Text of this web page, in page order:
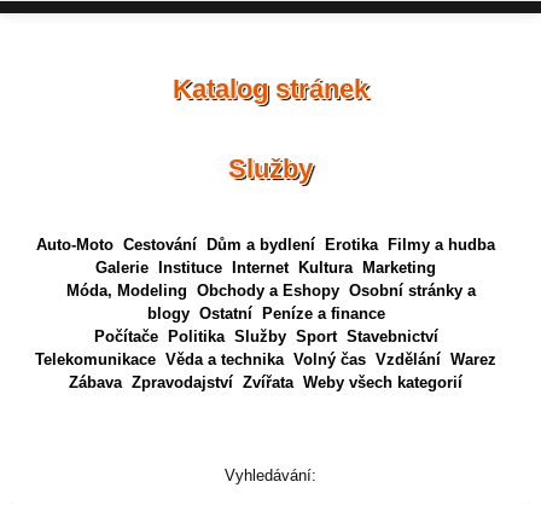
Katalog stránek
Služby
Auto-Moto Cestování Dům a bydlení Erotika
Filmy a hudba
Galerie
Instituce Internet Kultura
Marketing
Móda, Modeling Obchody a Eshopy Osobní stránky a
blogy Ostatní
Peníze a finance
Počítače
Politika Služby Sport Stavebnictví
Telekomunikace Věda a technika Volný čas Vzdělání Warez
Zábava Zpravodajství Zvířata Weby všech kategorií
Vyhledávání: